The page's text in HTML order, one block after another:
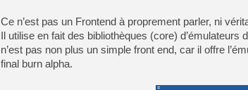
Ce n’est pas un Frontend à proprement parler, ni
Il utilise en fait des bibliothèques (core)
n’est pas non plus un simple front end, car il offre
final burn alpha.